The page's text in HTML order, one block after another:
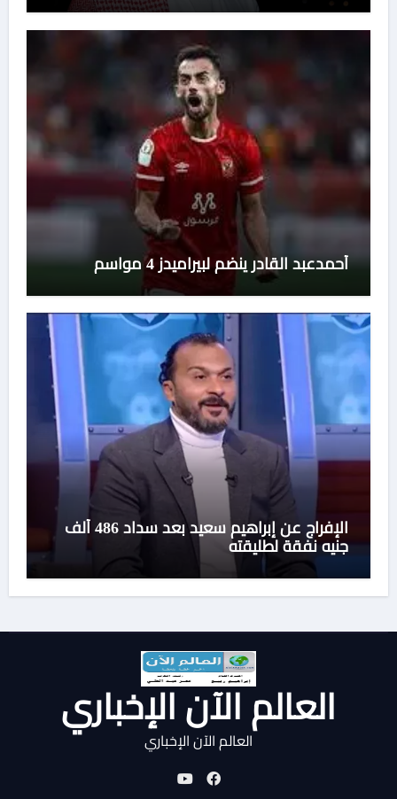
أحمدعبد القادر ينضم لبيراميدز 4 مواسم
الإفراج عن إبراهيم سعيد بعد سداد 486 ألف
جنيه نفقة لطليقته
العالم الآن الإخباري
العالم الآن الإخباري